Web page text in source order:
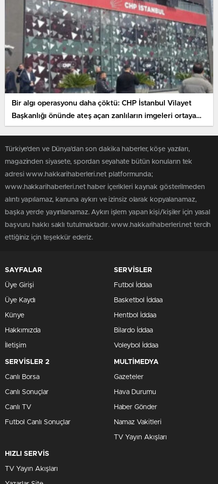
Bir algı operasyonu daha çöktü: CHP İstanbul Vilayet
Başkanlığı önünde ateş açan zanlıların imgeleri ortaya
çıktı
Türkiye'den ve Dünya’dan son dakika haberler, köşe yazıları,
magazinden siyasete, spordan seyahate bütün konuların tek
adresi www.hakkarihaberleri.net platformunda;
www.hakkarihaberleri.net haber içerikleri kaynak gösterilmeden
alıntı yapılamaz, kanuna aykırı ve izinsiz olarak kopyalanamaz,
başka yerde yayınlanamaz. Aykırı işlem yapan kişi/kişiler için yasal
başvuru hakkı saklı tutulmaktadır. www.hakkarihaberleri.net tercih
ettiğiniz için teşekkür ederiz.
SAYFALAR
Üye Girişi
Üye Kaydı
Künye
Hakkımızda
İletişim
SERVİSLER
Futbol İddaa
Basketbol İddaa
Hentbol İddaa
Bilardo İddaa
Voleybol İddaa
SERVİSLER 2
Canlı Borsa
Canlı Sonuçlar
Canlı TV
Futbol Canlı Sonuçlar
MULTİMEDYA
Gazeteler
Hava Durumu
Haber Gönder
Namaz Vakitleri
TV Yayın Akışları
HIZLI SERVİS
TV Yayın Akışları